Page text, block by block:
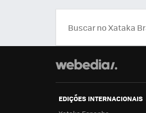
EDIÇÕES INTERNACIONAIS